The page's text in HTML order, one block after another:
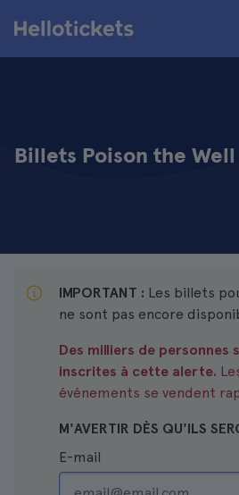
Billets Poison the Well
IMPORTANT : Les billets
ne sont pas encore
Des milliers de personnes
inscrites à cette alerte.
événements se vendent
M'AVERTIR DÈS QU'ILS
E-mail